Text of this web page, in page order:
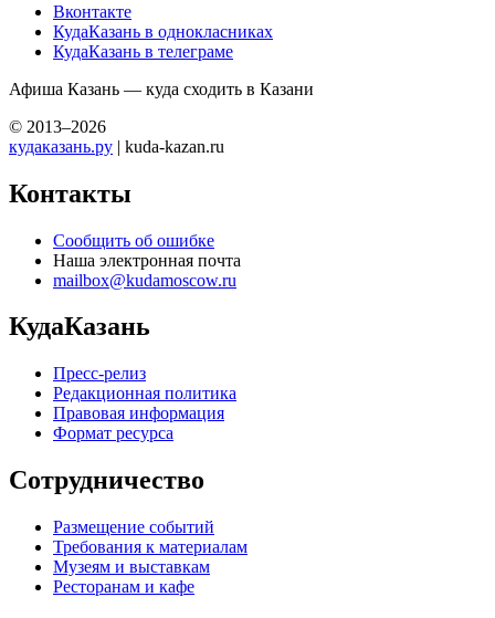
Вконтакте
КудаКазань в однокласниках
КудаКазань в телеграме
Афиша Казань — куда сходить в Казани
© 2013–2026
кудаказань.ру | kuda-kazan.ru
Контакты
Сообщить об ошибке
Наша электронная почта
mailbox@kudamoscow.ru
КудаКазань
Пресс-релиз
Редакционная политика
Правовая информация
Формат ресурса
Сотрудничество
Размещение событий
Требования к материалам
Музеям и выставкам
Ресторанам и кафе